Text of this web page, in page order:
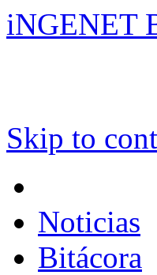
iNGENET
Skip to
Noticias
Bitácora